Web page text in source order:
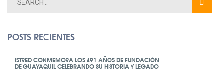
POSTS RECIENTES
ISTRED CONMEMORA LOS 491 AÑOS DE FUNDACIÓN
DE GUAYAQUIL CELEBRANDO SU HISTORIA Y LEGADO